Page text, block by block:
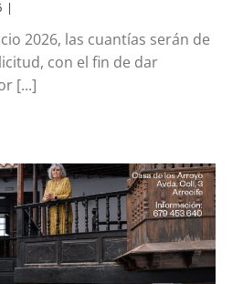
|
2026, las cuantías serán de
con el fin de dar
[...]